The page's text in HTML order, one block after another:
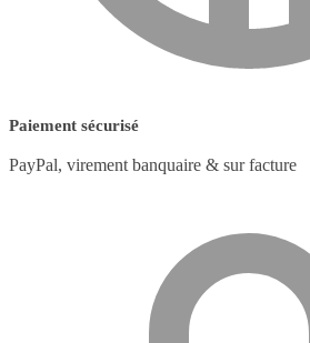
Paiement sécurisé
PayPal, virement banquaire & sur facture